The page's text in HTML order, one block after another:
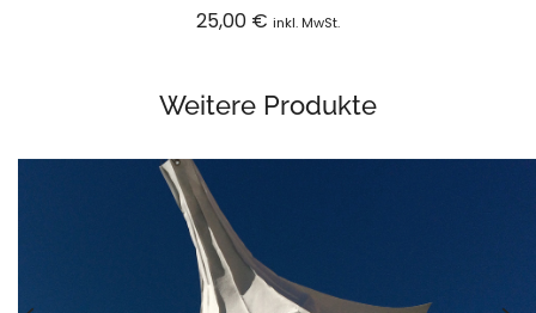
25,00 € inkl. MwSt.
Weitere Produkte